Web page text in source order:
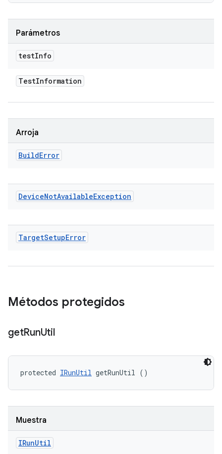
Parámetros
testInfo
TestInformation
Arroja
BuildError
DeviceNotAvailableException
TargetSetupError
Métodos protegidos
getRunUtil
protected IRunUtil getRunUtil ()
Muestra
IRunUtil